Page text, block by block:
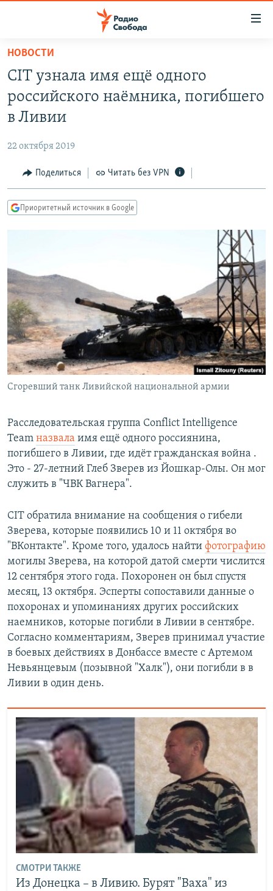
упрощенного
доступа
основному
Вернутся
Вернутся
ПОДКАСТЫ
АВТОРСКИЕ ПРОЕКТЫ
МНЕНИЯ
КУЛЬТУРА
КАВКАЗ.РЕАЛИИ
РАСПИСАНИЕ ВЕЩАНИЯ
ПОДПИШИТЕСЬ НА РАССЫЛКУ
СОЦИАЛЬНЫЕ СЕТИ
Все сайты РСЕ/РС
НОВОСТИ
CIT узнала имя ещё одного
российского наёмника, погибшего
в Ливии
22 октября 2019
Поделиться Читать без VPN
Приоритетный источник в Google
Сгоревший танк Ливийской национальной армии
Расследовательская группа Conflict Intelligence
Team назвала имя ещё одного россиянина,
погибшего в Ливии, где идёт гражданская война .
Это - 27-летний Глеб Зверев из Йошкар-Олы. Он мог
служить в "ЧВК Вагнера".
CIT обратила внимание на сообщения о гибели
Зверева, которые появились 10 и 11 октября во
"ВКонтакте". Кроме того, удалось найти фотографию
могилы Зверева, на которой датой смерти числится
12 сентября этого года. Похоронен он был спустя
месяц, 13 октября. Эсперты сопоставили данные о
похоронах и упоминаниях других российских
наемников, которые погибли в Ливии в сентябре.
Согласно комментариям, Зверев принимал участие
в боевых действиях в Донбассе вместе с Артемом
Невьянцевым (позывной "Халк"), они погибли в в
Ливии в один день.
СМОТРИ ТАКЖЕ
Из Донецка – в Ливию. Бурят "Ваха" из